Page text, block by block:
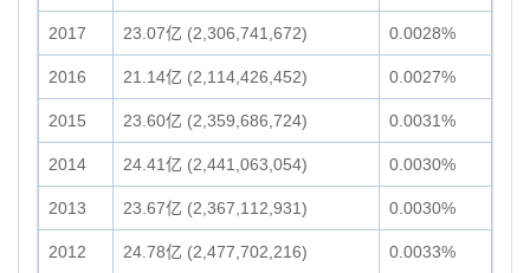
2017 23.07亿 (2,306,741,672) 0.0028%
2016 21.14亿 (2,114,426,452) 0.0027%
2015 23.60亿 (2,359,686,724) 0.0031%
2014 24.41亿 (2,441,063,054) 0.0030%
2013 23.67亿 (2,367,112,931) 0.0030%
2012 24.78亿 (2,477,702,216) 0.0033%